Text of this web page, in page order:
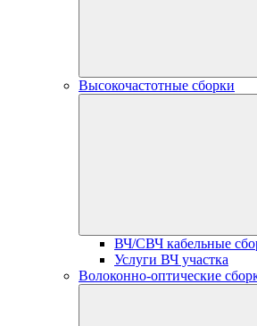
Высокочастотные сборки
ВЧ/СВЧ кабельные
Услуги ВЧ участка
Волоконно-оптические